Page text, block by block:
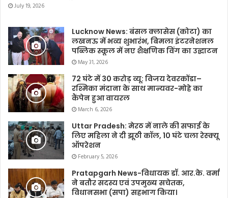
July 19, 2026
Lucknow News: बंसल क्लासेस (कोटा) का
लखनऊ में भव्य शुभारंभ, बिमला इंटरनेशनल
पब्लिक स्कूल में नए शैक्षणिक विंग का उद्घाटन
May 31, 2026
72 घंटे में 30 करोड़ व्यू: विजय देवरकोंडा–
रश्मिका मंदाना के साथ मान्यवर-मोहे का
कैंपेन हुआ वायरल
March 6, 2026
Uttar Pradesh: मेरठ में नाले की सफाई के
लिए महिला ने दी झूठी कॉल, 10 घंटे चला रेस्क्यू
ऑपरेशन
February 5, 2026
Pratapgarh News-विधायक डॉ. आर.के. वर्मा
ने बतौर सदस्य एवं उपमुख्य सचेतक,
विधानसभा (सपा) सहभाग किया।